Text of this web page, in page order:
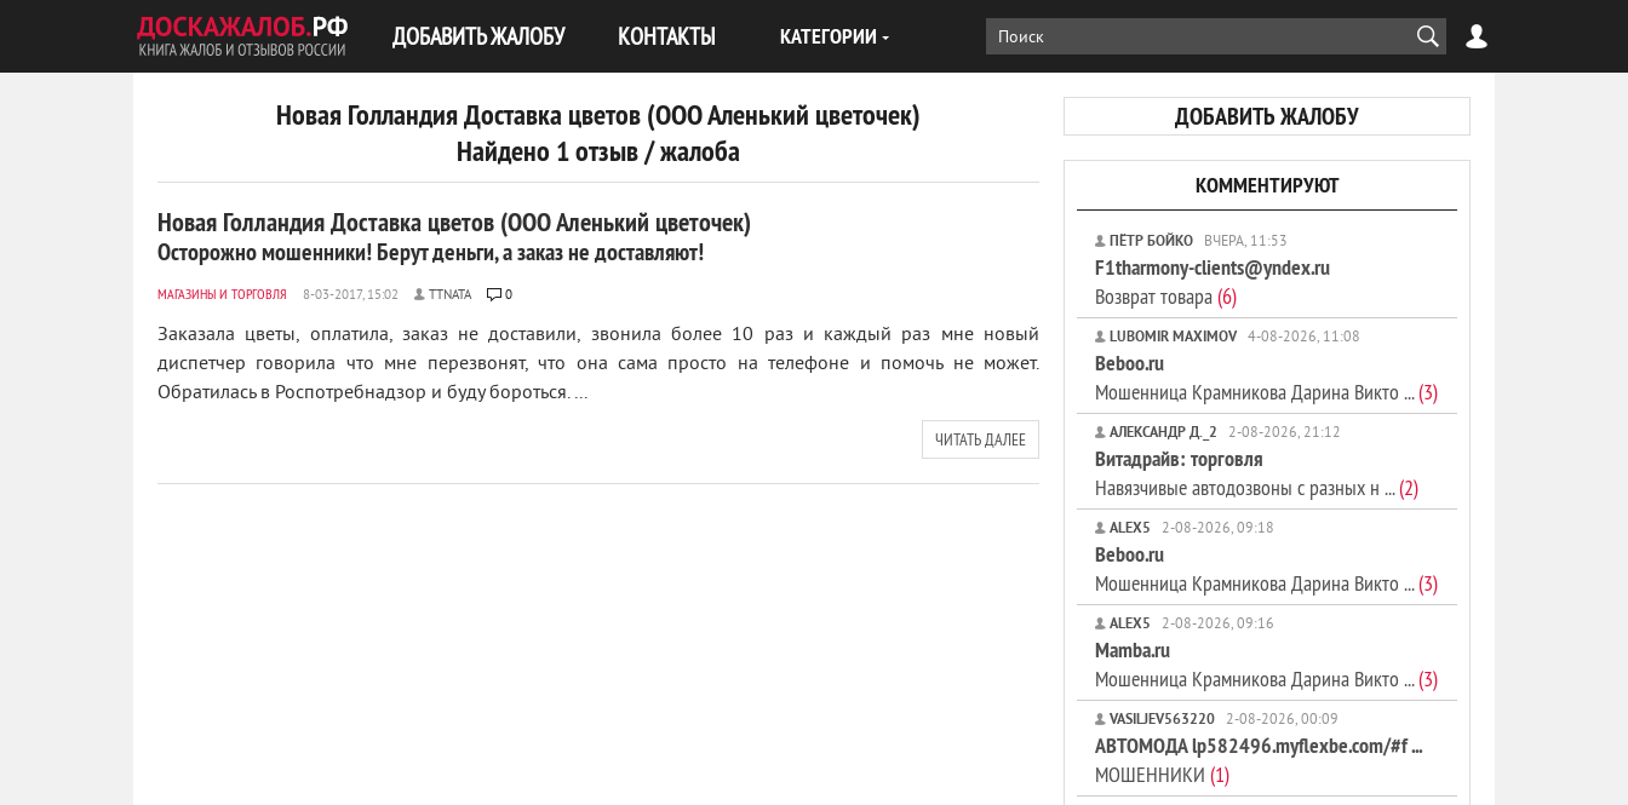
ДОБАВИТЬ ЖАЛОБУ КОНТАКТЫ КАТЕГОРИИ
ДОБАВИТЬ ЖАЛОБУ
Новая Голландия Доставка цветов (ООО Аленький цветочек)
Найдено 1 отзыв / жалоба
Новая Голландия Доставка цветов (ООО Аленький цветочек)
Осторожно мошенники! Берут деньги, а заказ не доставляют!
МАГАЗИНЫ И ТОРГОВЛЯ TTNATA 0
Заказала цветы, оплатила, заказ не доставили, звонила более 10 раз и каждый раз мне новый
диспетчер говорила что мне перезвонят, что она сама просто на телефоне и помочь не может.
Обратилась в Роспотребнадзор и буду бороться. ...
ЧИТАТЬ ДАЛЕЕ
КОММЕНТИРУЮТ
ПЁТР БОЙКО ВЧЕРА, 11:53
F1tharmony-clients@yndex.ru
Возврат товара(6)
LUBOMIR MAXIMOV 4-08-2026, 11:08
Beboo.ru
Мошенница Крамникова Дарина Викто ...(3)
АЛЕКСАНДР Д._2 2-08-2026, 21:12
Витадрайв: торговля
Навязчивые автодозвоны с разных н ...(2)
ALEX5 2-08-2026, 09:18
Beboo.ru
Мошенница Крамникова Дарина Викто ...(3)
ALEX5 2-08-2026, 09:16
Mamba.ru
Мошенница Крамникова Дарина Викто ...(3)
VASILJEV563220 2-08-2026, 00:09
АВТОМОДА lp582496.myflexbe.com/#f ...
МОШЕННИКИ (1)